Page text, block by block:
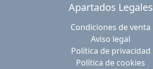
Apartados Legales
Condiciones de venta
Aviso legal
Política de privacidad
Política de cookies